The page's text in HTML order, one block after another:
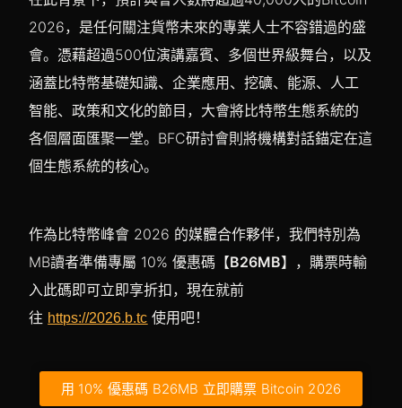
2026，是任何關注貨幣未來的專業人士不容錯過的盛
會。憑藉超過500位演講嘉賓、多個世界級舞台，以及
涵蓋比特幣基礎知識、企業應用、挖礦、能源、人工
智能、政策和文化的節目，大會將比特幣生態系統的
各個層面匯聚一堂。BFC研討會則將機構對話錨定在這
個生態系統的核心。
作為比特幣峰會 2026 的媒體合作夥伴，我們特別為
MB讀者準備專屬 10% 優惠碼【B26MB】，購票時輸
入此碼即可立即享折扣，現在就前
往 https://2026.b.tc 使用吧！
用 10% 優惠碼 B26MB 立即購票 Bitcoin 2026